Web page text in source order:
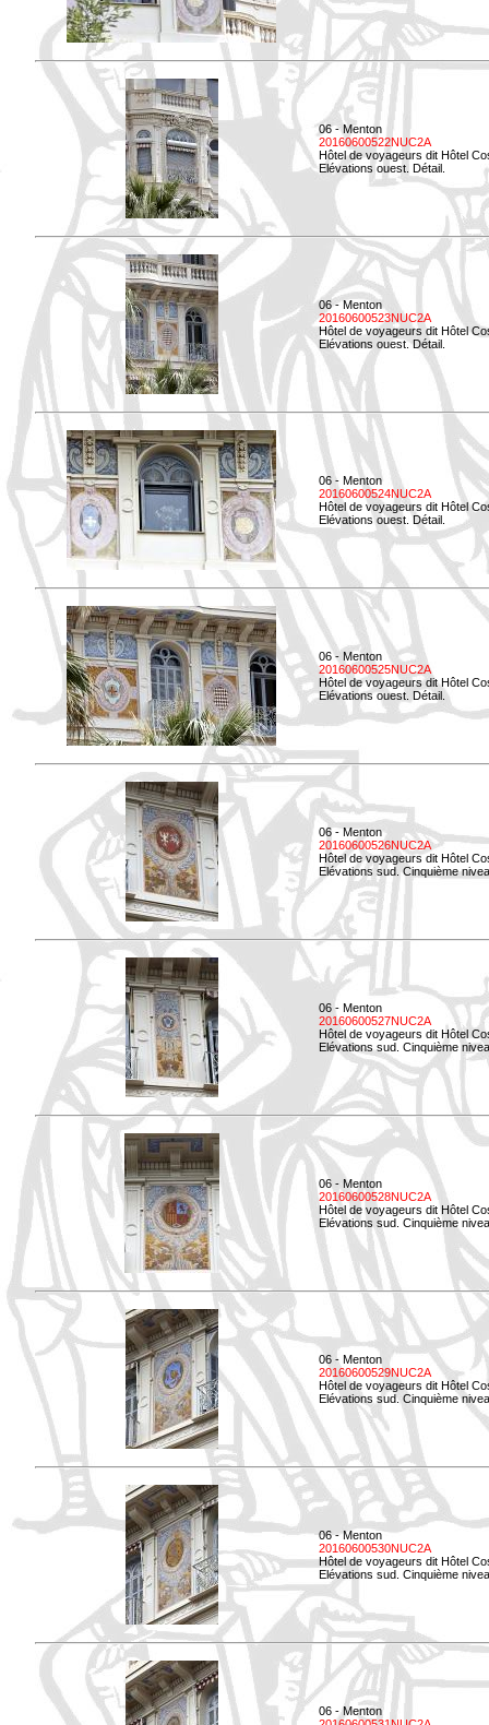
06 - Menton
20160600522NUC2A
Hôtel de voyageurs dit Hôtel
Elévations ouest. Détail.
06 - Menton
20160600523NUC2A
Hôtel de voyageurs dit Hôtel
Elévations ouest. Détail.
06 - Menton
20160600524NUC2A
Hôtel de voyageurs dit Hôtel
Elévations ouest. Détail.
06 - Menton
20160600525NUC2A
Hôtel de voyageurs dit Hôtel
Elévations ouest. Détail.
06 - Menton
20160600526NUC2A
Hôtel de voyageurs dit Hôtel
Elévations sud. Cinquième
06 - Menton
20160600527NUC2A
Hôtel de voyageurs dit Hôtel
Elévations sud. Cinquième
06 - Menton
20160600528NUC2A
Hôtel de voyageurs dit Hôtel
Elévations sud. Cinquième
06 - Menton
20160600529NUC2A
Hôtel de voyageurs dit Hôtel
Elévations sud. Cinquième
06 - Menton
20160600530NUC2A
Hôtel de voyageurs dit Hôtel
Elévations sud. Cinquième
06 - Menton